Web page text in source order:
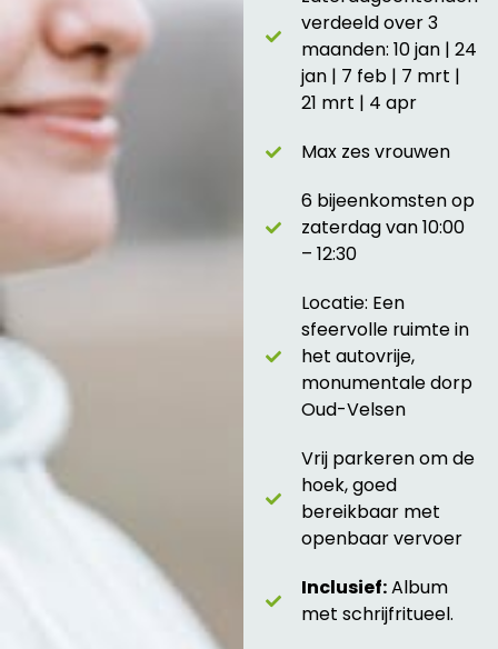
verdeeld over 3
maanden: 10 jan | 24
jan | 7 feb | 7 mrt |
21 mrt | 4 apr
Max zes vrouwen
6 bijeenkomsten op
zaterdag van 10:00
– 12:30
Locatie: Een
sfeervolle ruimte in
het autovrije,
monumentale dorp
Oud-Velsen
Vrij parkeren om de
hoek, goed
bereikbaar met
openbaar vervoer
Inclusief:Album
met schrijfritueel.